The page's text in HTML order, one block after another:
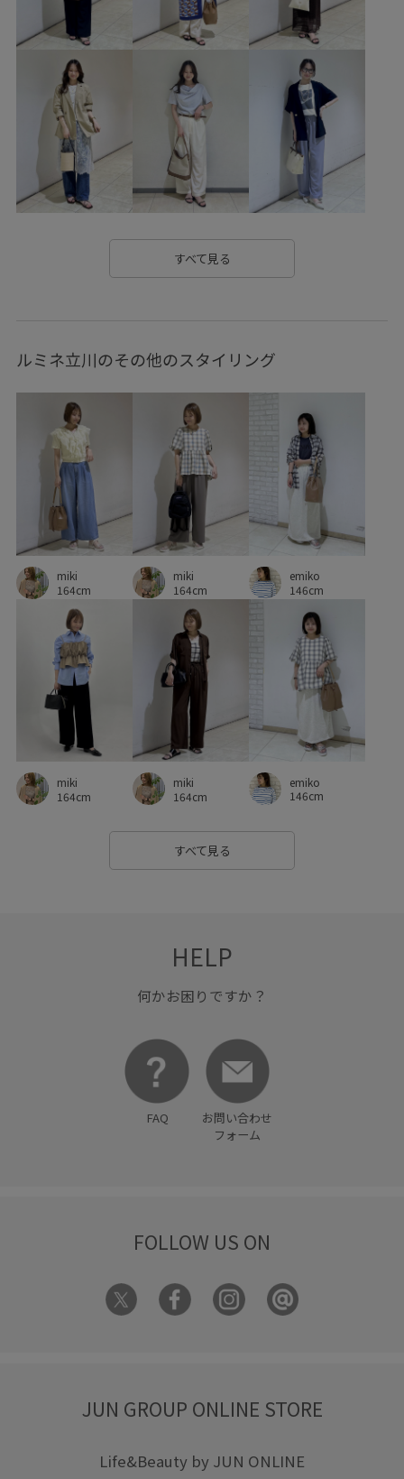
26SSエアリーリネンライク 2WAYで使える
onepiece_pickup outer_pickup
しっかりホールド ちゃんとプラスかわいい保証
アンクルストラップ カジュアル カットソー
カットソー生地 コーディネートのアクセント
コーディネートの主役 サステナブル シアー
シアー素材 シンプル
スクエアネック スッキリ
タイツ チェック柄 デイリーで活躍
デニムスタイル トレンド感 ハリ感
フレアヒール モノトーン モード
リネン リラックススタイル ワイドパンツ
上質な素材感 便利なポケット 大容量
女性らしさ 小物 快適
快適なはき心地 抜け感 歩きやすい
着やすい 肌触りが良い 肌馴染が良い
華やか 薄手 裏地付き 軽快
透け感 都会的 長財布
すべて見る
ルミネ立川のその他のスタイリング
miki
164cm
miki
164cm
emiko
146cm
miki
164cm
miki
164cm
emiko
146cm
すべて見る
HELP
何かお困りですか？
FAQ
お問い合わせ
フォーム
FOLLOW US ON
JUN GROUP ONLINE STORE
Life&Beauty by JUN ONLINE